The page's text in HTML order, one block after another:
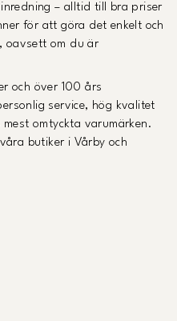
– alltid till bra priser
för att göra det enkelt och
oavsett om du är
och över 100 års
service, hög kvalitet
omtyckta varumärken.
butiker i Vårby och